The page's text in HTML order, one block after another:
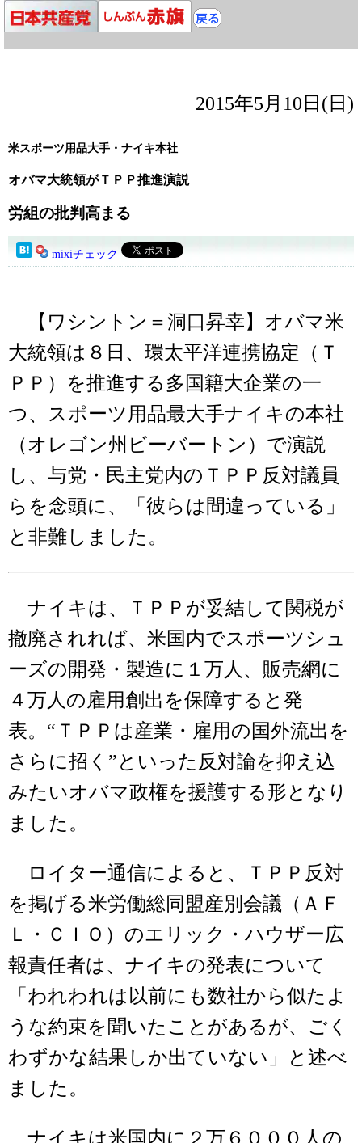
2015年5月10日(日)
米スポーツ用品大手・ナイキ本社
オバマ大統領がＴＰＰ推進演説
労組の批判高まる
mixiチェック
【ワシントン＝洞口昇幸】オバマ米
大統領は８日、環太平洋連携協定（Ｔ
ＰＰ）を推進する多国籍大企業の一
つ、スポーツ用品最大手ナイキの本社
（オレゴン州ビーバートン）で演説
し、与党・民主党内のＴＰＰ反対議員
らを念頭に、「彼らは間違っている」
と非難しました。
ナイキは、ＴＰＰが妥結して関税が
撤廃されれば、米国内でスポーツシュ
ーズの開発・製造に１万人、販売網に
４万人の雇用創出を保障すると発
表。“ＴＰＰは産業・雇用の国外流出を
さらに招く”といった反対論を抑え込
みたいオバマ政権を援護する形となり
ました。
ロイター通信によると、ＴＰＰ反対
を掲げる米労働総同盟産別会議（ＡＦ
Ｌ・ＣＩＯ）のエリック・ハウザー広
報責任者は、ナイキの発表について
「われわれは以前にも数社から似たよ
うな約束を聞いたことがあるが、ごく
わずかな結果しか出ていない」と述べ
ました。
ナイキは米国内に２万６０００人の